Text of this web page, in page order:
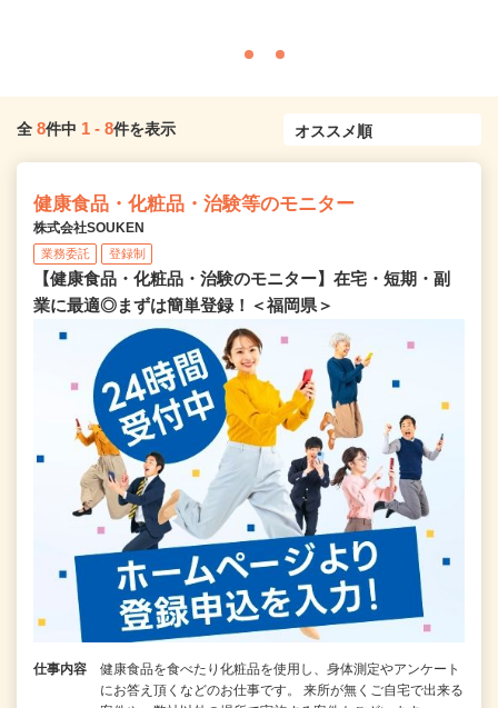
全 8件中 1 - 8件を表示
健康食品・化粧品・治験等のモニター
株式会社SOUKEN
業務委託 登録制
【健康食品・化粧品・治験のモニター】在宅・短期・副
業に最適◎まずは簡単登録！＜福岡県＞
仕事内容
健康食品を食べたり化粧品を使用し、身体測定やアンケート
にお答え頂くなどのお仕事です。 来所が無くご自宅で出来る